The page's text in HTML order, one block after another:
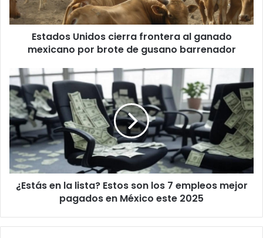
por
brote
gusano
Estados Unidos cierra frontera al ganado
mexicano por brote de gusano barrenador
¿Estás
en
la
lista?
Estos
son
los
empleos
mejor
¿Estás en la lista? Estos son los 7 empleos mejor
pagados en México este 2025